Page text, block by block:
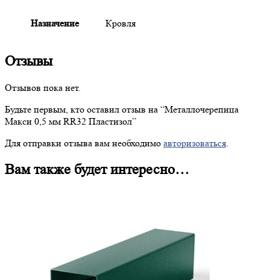
Назначение Кровля
Отзывы
Отзывов пока нет.
Будьте первым, кто оставил отзыв на “Металлочерепица
Макси 0,5 мм RR32 Пластизол”
Для отправки отзыва вам необходимо авторизоваться
Вам также будет интересно…